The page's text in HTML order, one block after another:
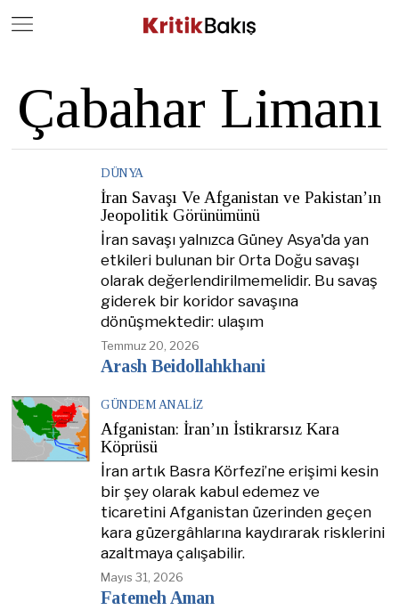
Çabahar Limanı
DÜNYA
İran Savaşı Ve Afganistan ve Pakistan’ın
Jeopolitik Görünümünü
İran savaşı yalnızca Güney Asya'da yan
etkileri bulunan bir Orta Doğu savaşı
olarak değerlendirilmemelidir. Bu savaş
giderek bir koridor savaşına
dönüşmektedir: ulaşım
Temmuz 20, 2026
Arash Beidollahkhani
GÜNDEM ANALIZ
Afganistan: İran’ın İstikrarsız Kara
Köprüsü
İran artık Basra Körfezi’ne erişimi kesin
bir şey olarak kabul edemez ve
ticaretini Afganistan üzerinden geçen
kara güzergâhlarına kaydırarak risklerini
azaltmaya çalışabilir.
Mayıs 31, 2026
Fatemeh Aman